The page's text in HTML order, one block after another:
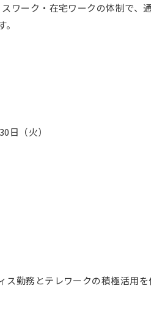
ワーク・在宅ワークの体制で
日（火）
勤務とテレワークの積極活用を